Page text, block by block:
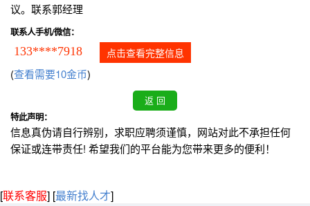
议。联系郭经理
联系人手机/微信：
133****7918 点击查看完整信息
(查看需要10金币)
特此声明：
信息真伪请自行辨别，求职应聘须谨慎，网站对此不承担任何
保证或连带责任! 希望我们的平台能为您带来更多的便利！
[联系客服] [最新找人才]